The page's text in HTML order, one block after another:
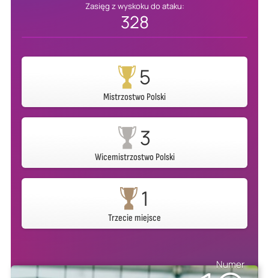
Zasięg z wyskoku do ataku:
328
5
Mistrzostwo Polski
3
Wicemistrzostwo Polski
1
Trzecie miejsce
Numer